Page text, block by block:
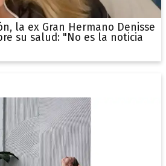
la ex Gran Hermano Denisse
su salud: "No es la noticia